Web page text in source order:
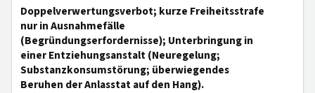
Doppelverwertungsverbot; kurze Freiheitsstrafe
nur in Ausnahmefälle
(Begründungserfordernisse); Unterbringung in
einer Entziehungsanstalt (Neuregelung;
Substanzkonsumstörung; überwiegendes
Beruhen der Anlasstat auf den Hang).